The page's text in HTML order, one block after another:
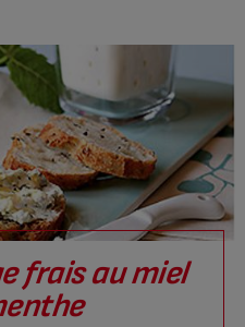
frais au miel